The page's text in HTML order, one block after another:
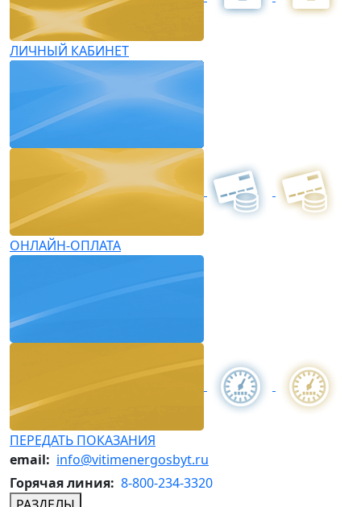
ЛИЧНЫЙ КАБИНЕТ
ОНЛАЙН-ОПЛАТА
ПЕРЕДАТЬ ПОКАЗАНИЯ
email: info@vitimenergosbyt.ru
Горячая линия: 8-800-234-3320